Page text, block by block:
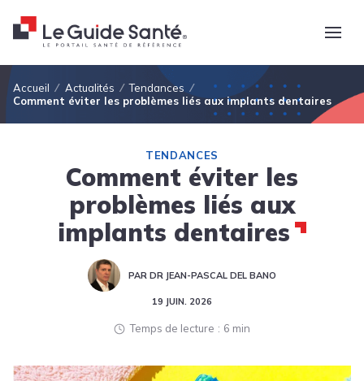
Fil d'Ariane
Accueil Actualités
Tendances
Comment éviter les problèmes liés aux implants dentaires
TENDANCES
Comment éviter les
problèmes liés aux
implants dentaires
PAR DR JEAN-PASCAL DEL BANO
19 JUIN. 2026
Temps de lecture 6 min